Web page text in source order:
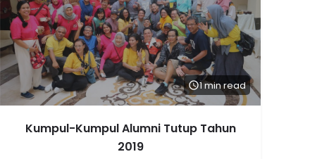
1 min read
Kumpul-Kumpul Alumni Tutup Tahun
2019